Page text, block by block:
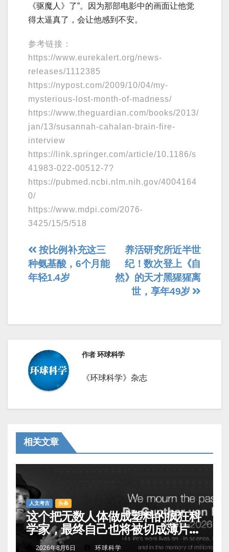
《驱魔人》了”。因为那部电影中的画面让他觉
得太逼真了，会让他感到不安。
参考链接：
https://www.eurekalert.org/news-
releases/1112385
https://nypost.com/2009/10/04/my-
mysterious-lost-month-of-madness/
https://www.theguardian.com/books/2013/
jan/13/susannah-cahalan-brain-fire-
interview
https://link.springer.com/article/10.1186/s
41983-022-00512-7?
https://pubmed.ncbi.nlm.nih.gov/4004164
0/
https://www.mdpi.com/2076-
3425/15/5/518
文
章
养活研究所近半世
纪！数次登上《自
然》的天才黑猩猩离
世，享年49岁
按比例补充这三
种氨基酸，6个月能
年轻1.4岁
作者环球科学
《环球科学》杂志
相关文章
人文考古 头条
这个把无数人体做成塑料的疯狂科
学家，最终自己也将被切成薄片展
出2026年8月6日 环球科学